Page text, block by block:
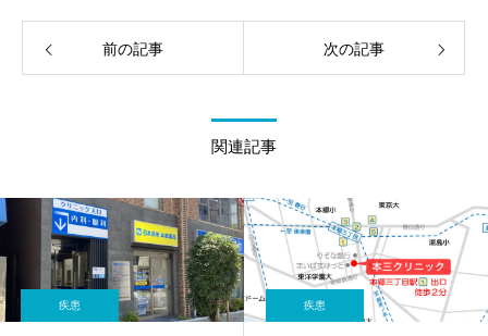
前の記事 次の記事
関連記事
疾患 疾患